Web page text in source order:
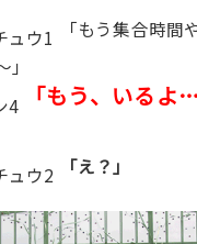
「もう集合時間
「もう、いるよ
「え？」